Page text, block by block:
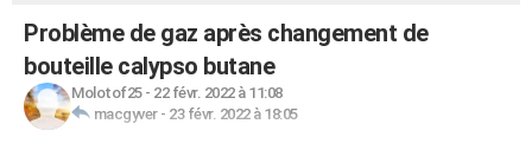
Problème de gaz après changement de
bouteille calypso butane
Molotof25- 22 févr. 2022 à 11:08
macgyver- 23 févr. 2022 à 18:05